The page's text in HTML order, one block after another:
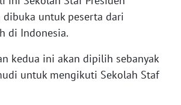
dibuka untuk peserta dari
di Indonesia.
kedua ini akan dipilih sebanyak
untuk mengikuti Sekolah Staf